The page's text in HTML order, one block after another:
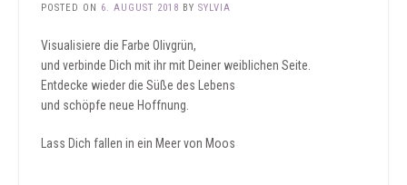
POSTED ON 6. AUGUST 2018 BY SYLVIA
Visualisiere die Farbe Olivgrün,
und verbinde Dich mit ihr mit Deiner weiblichen Seite.
Entdecke wieder die Süße des Lebens
und schöpfe neue Hoffnung.
Lass Dich fallen in ein Meer von Moos